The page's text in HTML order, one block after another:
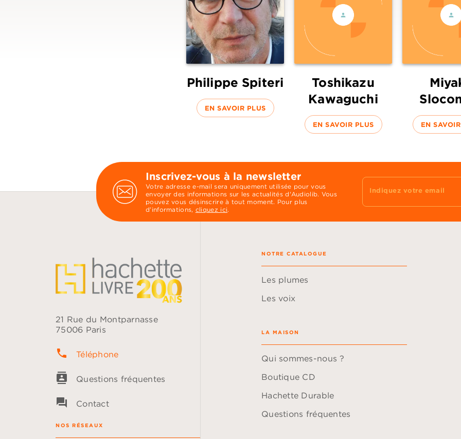
Philippe Spiteri
EN SAVOIR PLUS
Toshikazu
Kawaguchi
EN SAVOIR PLUS EN
Inscrivez-vous à la newsletter
Votre adresse e-mail sera uniquement utilisée pour vous
envoyer des informations sur les actualités d'Audiolib. Vous
pouvez vous désinscrire à tout moment. Pour plus
d’informations, cliquez ici.
Indiquez votre email
21 Rue du Montparnasse
75006 Paris
phone Téléphone
contacts Questions fréquentes
question_answer Contact
NOS RÉSEAUX
NOTRE CATALOGUE
Les plumes
Les voix
LA MAISON
Qui sommes-nous ?
Boutique CD
Hachette Durable
Questions fréquentes